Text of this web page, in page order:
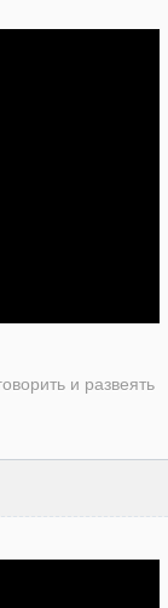
и развеять